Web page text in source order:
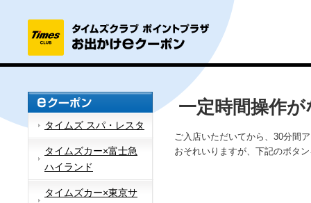
タイムズ スパ・レスタ
タイムズカー×富士急
ハイランド
タイムズカー×東京サ
一定時間操作
ご入店いただいてから、30分間
おそれいりますが、下記のボタ